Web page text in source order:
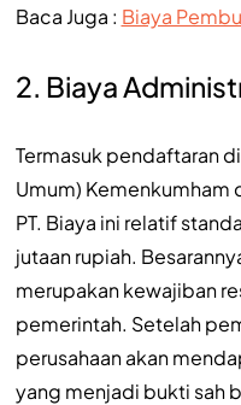
Baca Juga : Biaya
2. Biaya
Termasuk pendaftaran
Umum) Kemenkumham
PT. Biaya ini relatif
jutaan rupiah.
merupakan kewajiban
pemerintah. Setelah
perusahaan akan
yang menjadi bukti sah